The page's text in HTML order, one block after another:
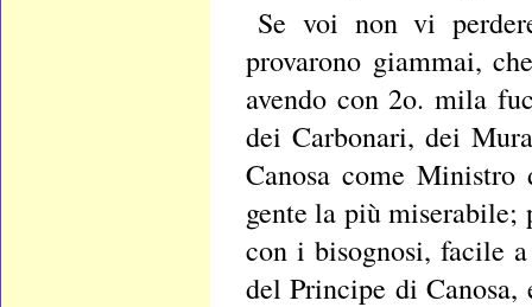
Se voi non vi
provarono giammai,
avendo con 2o. mila
dei Carbonari, dei
Canosa come
gente la più miserabile;
con i bisognosi, facile
del Principe di